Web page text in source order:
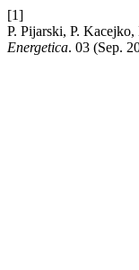
[1]
P. Pijarski, P.
Energetica. 03 (Sep.